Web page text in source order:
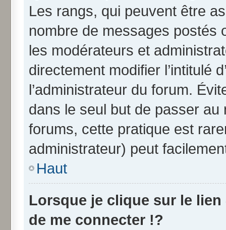
Les rangs, qui peuvent être
nombre de messages postés
les modérateurs et
directement modifier l’intitulé
l’administrateur du forum.
dans le seul but de passer
forums, cette pratique est
administrateur) peut
Haut
Lorsque je clique sur le lien
de me connecter !?